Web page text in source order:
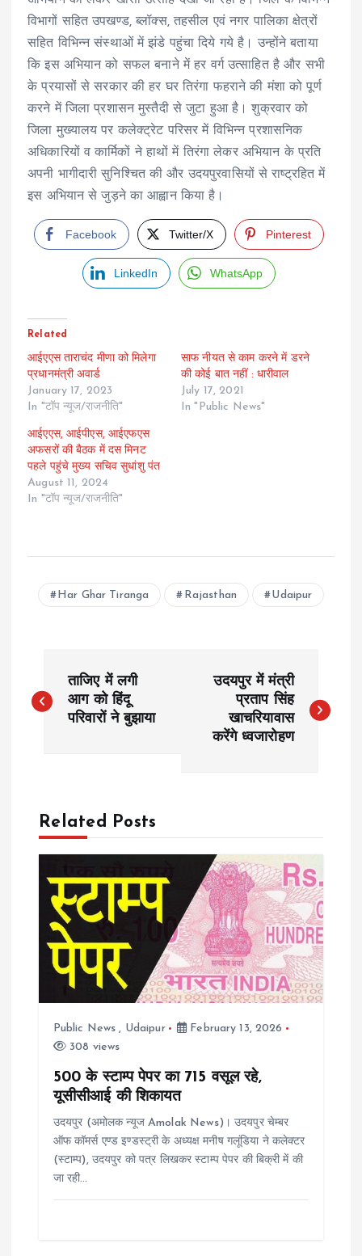
विभागों सहित उपखण्ड, ब्लॉक्स, तहसील एवं नगर पालिका क्षेत्रों
सहित विभिन्न संस्थाओं में झंडे पहुंचा दिये गये है। उन्होंने बताया
कि इस अभियान को सफल बनाने में हर वर्ग उत्साहित है और सभी
के प्रयासों से सरकार की हर घर तिरंगा फहराने की मंशा को पूर्ण
करने में जिला प्रशासन मुस्तैदी से जुटा हुआ है। शुक्रवार को
जिला मुख्यालय पर कलेक्ट्रेट परिसर में विभिन्न प्रशासनिक
अधिकारियों व कार्मिकों ने हाथों में तिरंगा लेकर अभियान के प्रति
अपनी भागीदारी सुनिश्चित की और उदयपुरवासियों से राष्ट्रहित में
इस अभियान से जुड़ने का आह्वान किया है।
Facebook Twitter/X Pinterest
LinkedIn WhatsApp
Related
आईएएस ताराचंद मीणा को मिलेगा
प्रधानमंत्री अवार्ड
January 17, 2023
In "टॉप न्यूज/राजनीति"
साफ नीयत से काम करने में डरने
की कोई बात नहीं : धारीवाल
July 17, 2021
In "Public News"
आईएएस, आईपीएस, आईएफएस
अफसरों की बैठक में दस मिनट
पहले पहुंचे मुख्य सचिव सुधांशु पंत
August 11, 2024
In "टॉप न्यूज/राजनीति"
Har Ghar Tiranga Rajasthan Udaipur
o
n
ताजिए में लगी
आग को हिंदू
परिवारों ने बुझाया
उदयपुर में मंत्री
प्रताप सिंह
खाचरियावास
करेंगे ध्वजारोहण
Related Posts
Public News , Udaipur
February 13, 2026
308 views
500 के स्टाम्प पेपर का 715 वसूल रहे,
यूसीसीआई की शिकायत
उदयपुर (अमोलक न्यूज Amolak News)। उदयपुर चेम्बर
ऑफ कॉमर्स एण्ड इण्डस्ट्री के अध्यक्ष मनीष गलूंडिया ने कलेक्टर
(स्टाम्प), उदयपुर को पत्र लिखकर स्टाम्प पेपर की बिक्री में की
जा रही…